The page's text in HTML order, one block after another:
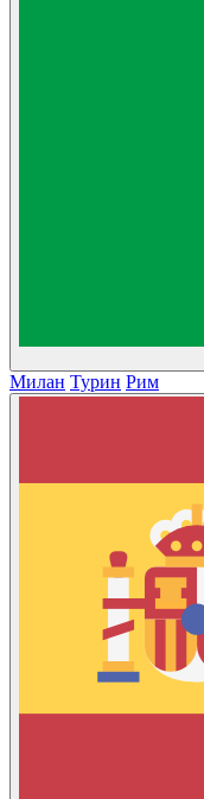
Милан Турин Рим